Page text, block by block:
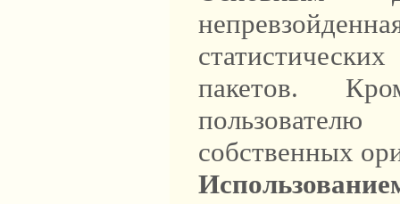
пакетов.
собственных